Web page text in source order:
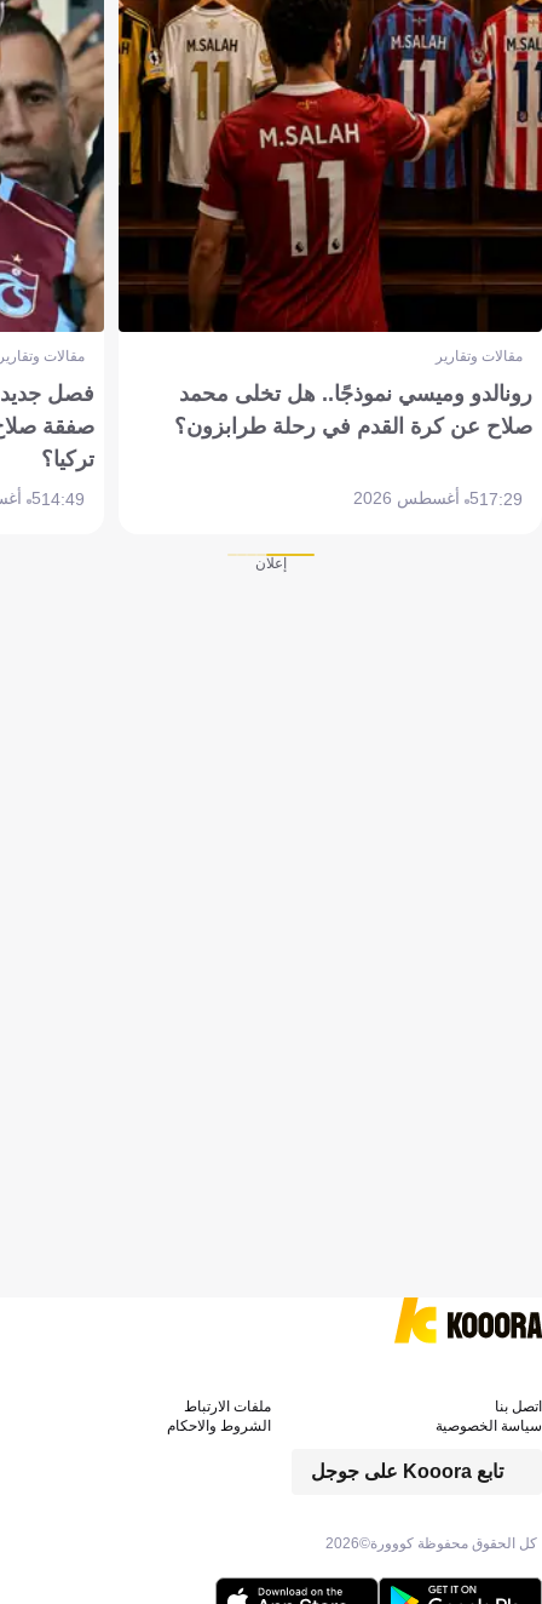
مقالات وتقارير
رونالدو وميسي نموذجًا.. هل تخلى محمد
صلاح عن كرة القدم في رحلة طرابزون؟
17:295 أغسطس 2026
مقالات
فصل جديد
صفقة
تركيا؟
14:495 أغسطس 2026
إعلان
كل الحقوق محفوظة كووورة©2026
تابع Kooora على جوجل
اتصل بنا
ملفات الارتباط
سياسة الخصوصية
الشروط والاحكام